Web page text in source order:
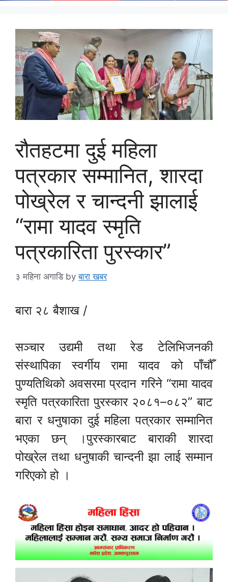
रौतहटमा दुई महिला
पत्रकार सम्मानित, शारदा
पोख्रेल र चान्दनी झालाई
“रामा यादव स्मृति
पत्रकारिता पुरस्कार”
३ महिना अगाडि byबारा खबर
बारा २८ बैशाख /
सञ्चार उद्यमी तथा रेड टेलिभिजनकी
संस्थापिका स्वर्गीय रामा यादव को पाँचौँ
पुण्यतिथिको अवसरमा प्रदान गरिने “रामा यादव
स्मृति पत्रकारिता पुरस्कार २०८१–०८२” बाट
बारा र धनुषाका दुई महिला पत्रकार सम्मानित
भएका छन् ।पुरस्कारबाट बाराकी शारदा
पोख्रेल तथा धनुषाकी चान्दनी झा लाई सम्मान
गरिएको हो ।